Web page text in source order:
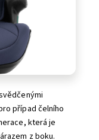
případ čelního
která je
z boku.